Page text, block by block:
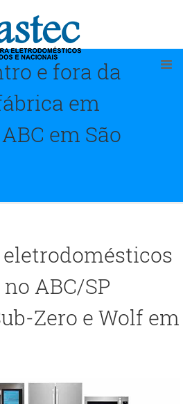
e fora da
em
em São
ABC/SP
Zero e Wolf em